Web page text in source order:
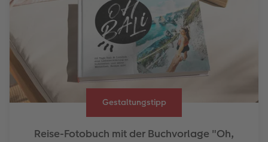
Gestaltungstipp
Reise-Fotobuch mit der Buchvorlage "Oh,